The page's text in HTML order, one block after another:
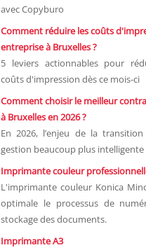
avec Copyburo
Comment réduire les coûts
entreprise à Bruxelles ?
5 leviers actionnables pour
coûts d'impression dès ce mois-ci
Comment choisir le meilleur
à Bruxelles en 2026 ?
En 2026, l’enjeu de la
gestion beaucoup plus
Imprimante couleur
L'imprimante couleur Konica
optimale le processus de
stockage des documents.
Imprimante A3